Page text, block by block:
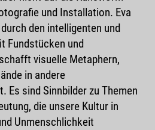
und Installation. Eva
den intelligenten und
Fundstücken und
visuelle Metaphern,
in andere
Es sind Sinnbilder zu Themen
die unsere Kultur in
Unmenschlichkeit